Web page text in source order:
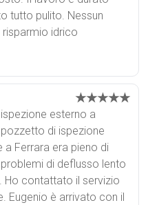
tutto pulito. Nessun
idrico
★★★★★
esterno a
di ispezione
a Ferrara era pieno di
di deflusso lento
Ho contattato il servizio
Eugenio è arrivato con il